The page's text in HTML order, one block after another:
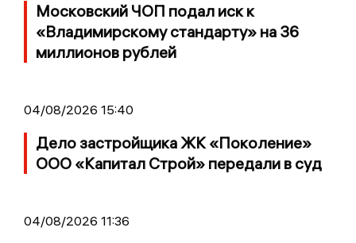
Московский ЧОП подал иск к
«Владимирскому стандарту» на 36
миллионов рублей
04/08/2026 15:40
Дело застройщика ЖК «Поколение»
ООО «Капитал Строй» передали в суд
04/08/2026 11:36